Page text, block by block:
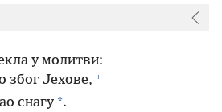
у молитви:
због Јехове, +
снагу *.